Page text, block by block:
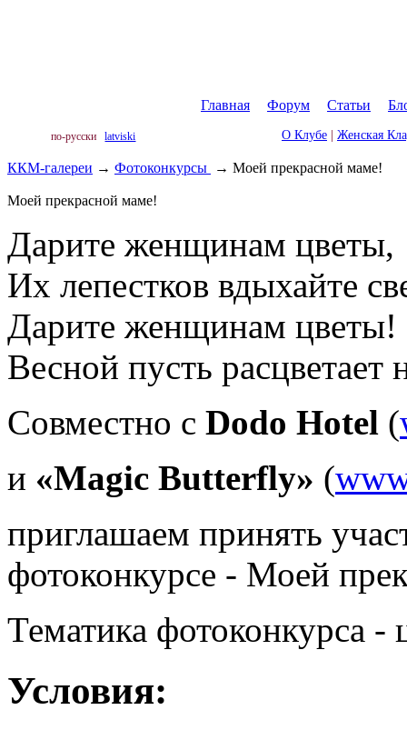
Главная Форум Статьи
по-русски latviski О Клубе Женская
ККМ-галереи → Фотоконкурсы → Моей прекрасной маме!
Моей прекрасной маме!
Дарите женщинам цветы,
Их лепестков вдыхайте
Дарите женщинам цветы!
Весной пусть расцветает
Совместно с Dodo Hotel (
и «Magic Butterfly» (
приглашаем принять
фотоконкурсе - Моей
Тематика фотоконкурса
Условия: